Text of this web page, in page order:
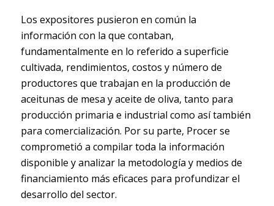
Los expositores pusieron en común la
información con la que contaban,
fundamentalmente en lo referido a superficie
cultivada, rendimientos, costos y número de
productores que trabajan en la producción de
aceitunas de mesa y aceite de oliva, tanto para
producción primaria e industrial como así también
para comercialización. Por su parte, Procer se
comprometió a compilar toda la información
disponible y analizar la metodología y medios de
financiamiento más eficaces para profundizar el
desarrollo del sector.